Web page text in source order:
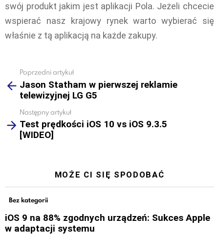
swój produkt jakim jest aplikacji Pola. Jeżeli chcecie
wspierać nasz krajowy rynek warto wybierać się
właśnie z tą aplikacją na każde zakupy.
more
Poprzedni artykuł
Jason Statham w pierwszej reklamie
telewizyjnej LG G5
Następny artykuł
Test prędkości iOS 10 vs iOS 9.3.5
[WIDEO]
MOŻE CI SIĘ SPODOBAĆ
Bez kategorii
iOS 9 na 88% zgodnych urządzeń: Sukces Apple
w adaptacji systemu